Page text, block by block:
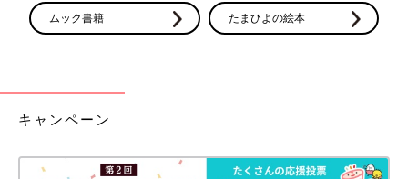
ムック書籍 たまひよの絵本
キャンペーン